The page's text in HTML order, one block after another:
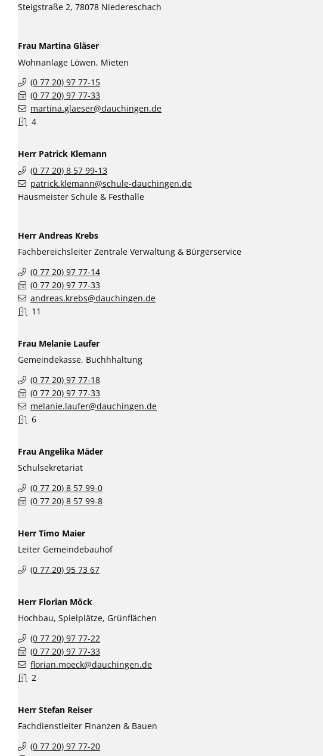
Steigstraße 2, 78078 Niedereschach
Frau Martina Gläser
Wohnanlage Löwen, Mieten
(0 77 20) 97 77-15
(0 77 20) 97 77-33
martina.glaeser@dauchingen.de
4
Herr Patrick Klemann
(0 77 20) 8 57 99-13
patrick.klemann@schule-dauchingen.de
Hausmeister Schule & Festhalle
Herr Andreas Krebs
Fachbereichsleiter Zentrale Verwaltung & Bürgerservice
(0 77 20) 97 77-14
(0 77 20) 97 77-33
andreas.krebs@dauchingen.de
11
Frau Melanie Laufer
Gemeindekasse, Buchhhaltung
(0 77 20) 97 77-18
(0 77 20) 97 77-33
melanie.laufer@dauchingen.de
6
Frau Angelika Mäder
Schulsekretariat
(0 77 20) 8 57 99-0
(0 77 20) 8 57 99-8
Herr Timo Maier
Leiter Gemeindebauhof
(0 77 20) 95 73 67
Herr Florian Möck
Hochbau, Spielplätze, Grünflächen
(0 77 20) 97 77-22
(0 77 20) 97 77-33
florian.moeck@dauchingen.de
2
Herr Stefan Reiser
Fachdienstleiter Finanzen & Bauen
(0 77 20) 97 77-20